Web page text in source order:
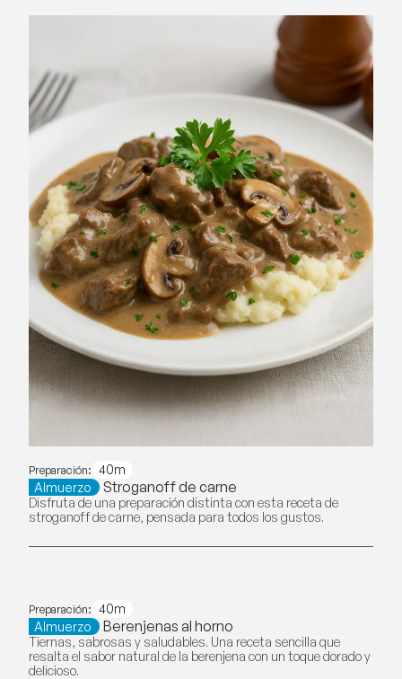
Preparación: 40m
Almuerzo
Stroganoff de carne
Disfruta de una preparación distinta con esta receta de
stroganoff de carne, pensada para todos los gustos.
Preparación: 40m
Almuerzo
Berenjenas al horno
Tiernas, sabrosas y saludables. Una receta sencilla que
resalta el sabor natural de la berenjena con un toque dorado y
delicioso.